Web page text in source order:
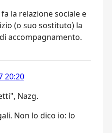
la relazione sociale e
(o suo sostituto) la
accompagnamento.
20:20
Nazg.
Non lo dico io: lo